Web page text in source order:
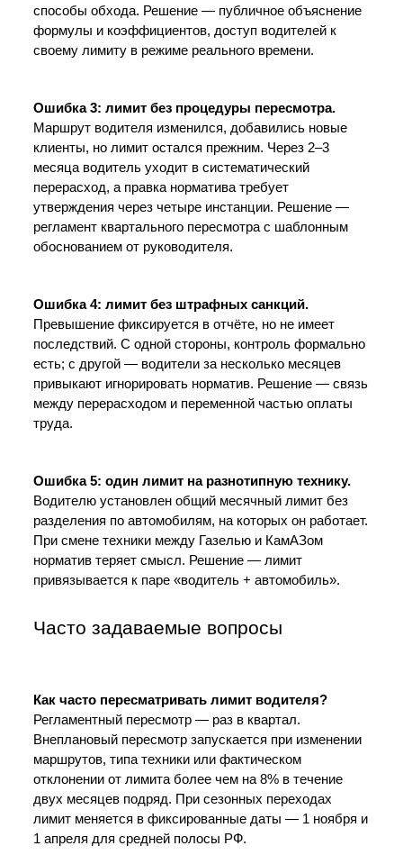
способы обхода. Решение — публичное объяснение
формулы и коэффициентов, доступ водителей к
своему лимиту в режиме реального времени.
Ошибка 3: лимит без процедуры пересмотра.
Маршрут водителя изменился, добавились новые
клиенты, но лимит остался прежним. Через 2–3
месяца водитель уходит в систематический
перерасход, а правка норматива требует
утверждения через четыре инстанции. Решение —
регламент квартального пересмотра с шаблонным
обоснованием от руководителя.
Ошибка 4: лимит без штрафных санкций.
Превышение фиксируется в отчёте, но не имеет
последствий. С одной стороны, контроль формально
есть; с другой — водители за несколько месяцев
привыкают игнорировать норматив. Решение — связь
между перерасходом и переменной частью оплаты
труда.
Ошибка 5: один лимит на разнотипную технику.
Водителю установлен общий месячный лимит без
разделения по автомобилям, на которых он работает.
При смене техники между Газелью и КамАЗом
норматив теряет смысл. Решение — лимит
привязывается к паре «водитель + автомобиль».
Часто задаваемые вопросы
Как часто пересматривать лимит водителя?
Регламентный пересмотр — раз в квартал.
Внеплановый пересмотр запускается при изменении
маршрутов, типа техники или фактическом
отклонении от лимита более чем на 8% в течение
двух месяцев подряд. При сезонных переходах
лимит меняется в фиксированные даты — 1 ноября и
1 апреля для средней полосы РФ.